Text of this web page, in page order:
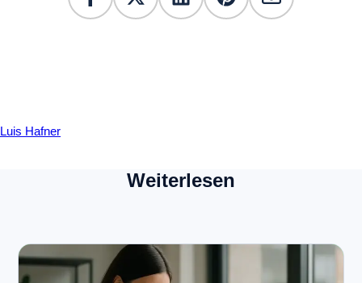
Luis Hafner
Weiterlesen